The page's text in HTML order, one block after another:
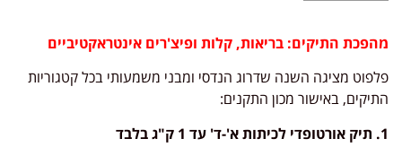
מהפכת התיקים: בריאות, קלות ופיצ'רים אינטראקטיביים
פלפוט מציגה השנה שדרוג הנדסי ומבני משמעותי בכל קטגוריות
התיקים, באישור מכון התקנים:
1. תיק אורטופדי לכיתות א'-ד' עד 1 ק"ג בלבד